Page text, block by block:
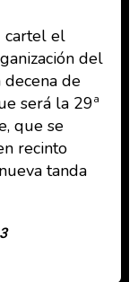
cartel el
del
decena de
será la 29ª
que se
recinto
tanda